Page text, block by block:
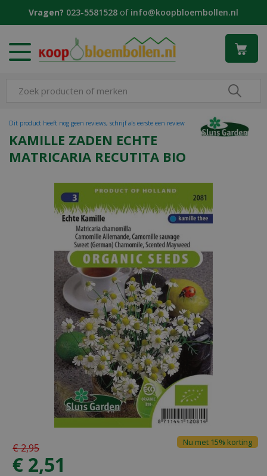
Vragen? 023-5581528 of info@koopbloembollen.nl
KAMILLE ZADEN ECHTE
MATRICARIA RECUTITA BIO
Dit product heeft nog geen reviews, schrijf als eerste een review
€2,95
€ 2,51
Nu met 15% korting